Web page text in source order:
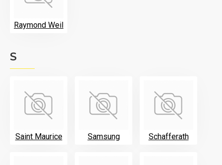
Raymond Weil
S
Saint Maurice Samsung Schafferath